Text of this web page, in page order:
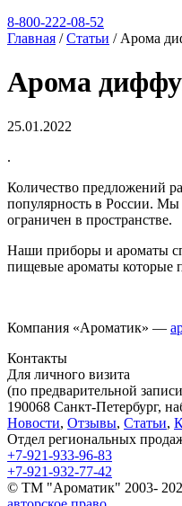
8-800-222-08-52
Главная /Статьи / Арома
Арома
25.01.2022
.
Количество предложений
популярность в России. Мы
ограничен в пространстве.
Наши приборы и ароматы
пищевые ароматы которые
Компания «Ароматик» —
Контакты
Для личного визита
(по предварительной
190068 Санкт-Петербург,
Новости, Отзывы, Статьи,
Отдел региональных
+7-921-933-96-83
+7-921-932-77-42
© ТМ "Ароматик" 2003-